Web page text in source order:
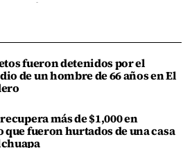
fueron detenidos por el
de un hombre de 66 años en El
más de $1,000 en
que fueron hurtados de una casa